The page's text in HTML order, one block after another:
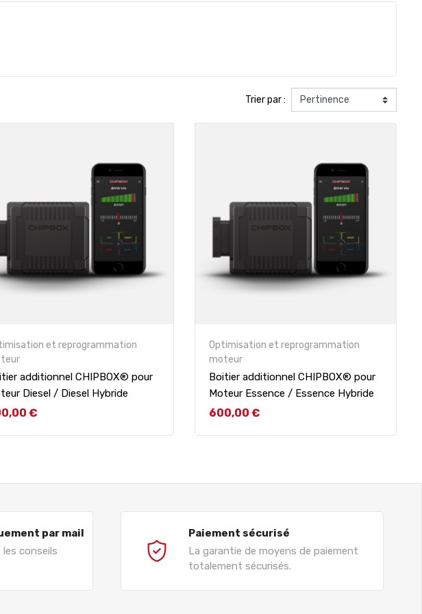
Trier par :
et reprogrammation
additionnel CHIPBOX® pour
Diesel / Diesel Hybride
€
Optimisation et reprogrammation
moteur
Boitier additionnel CHIPBOX® pour
Moteur Essence / Essence Hybride
Prix
600,00 €
par mail
conseils
Paiement sécurisé
La garantie de moyens de paiement
totalement sécurisés.